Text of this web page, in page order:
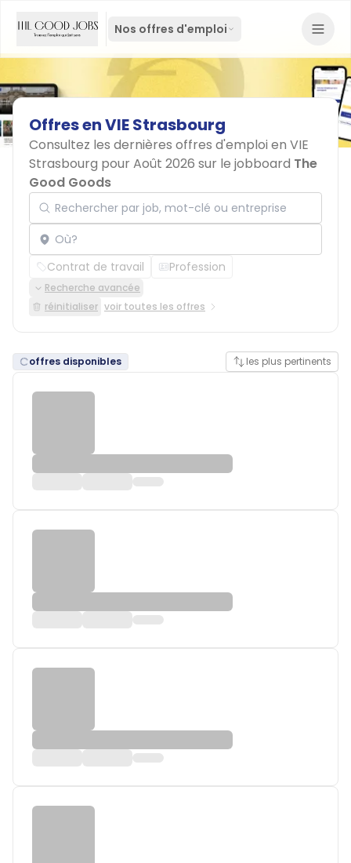
Nos offres d'emploi
OffresenVIEStrasbourg
Consultez les dernières offres d'emploi en VIE
Strasbourg pour Août 2026 sur le jobboard The
Good Goods
Rechercher par job, mot-clé ou entreprise
Localisation
Contrat de travail Profession
Recherche avancée
réinitialiser voir toutes les offres
offres disponibles les plus pertinents